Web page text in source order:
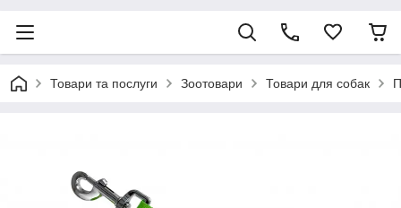
Товари та послуги Зоотовари Товари для собак